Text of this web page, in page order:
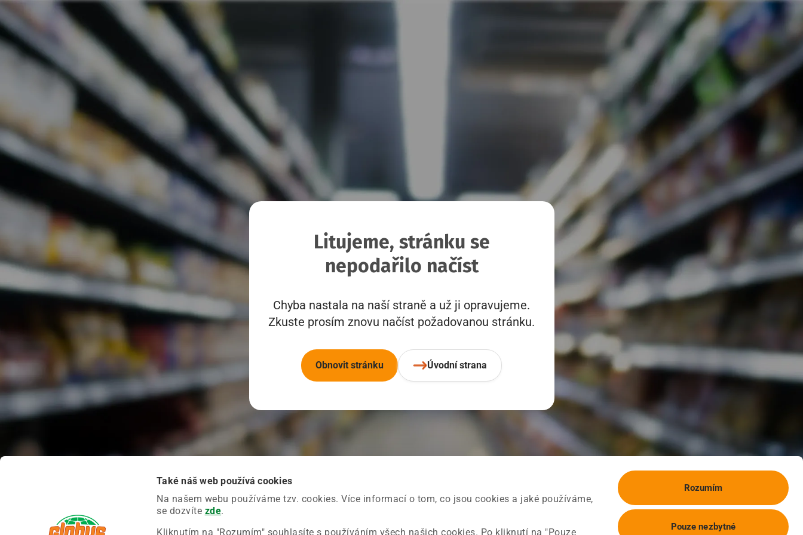
Také náš web používá cookies
Na našem webu používáme tzv. cookies. Více informací o tom, co jsou cookies a jaké používáme,
se dozvíte zde.
Kliknutím na "Rozumím" souhlasíte s používáním všech našich cookies. Po kliknutí na "Pouze
Rozumím
Pouze nezbytné
Litujeme, stránku se
nepodařilo načíst
Chyba nastala na naší straně a už ji opravujeme.
Zkuste prosím znovu načíst požadovanou stránku.
Obnovit stránku Úvodní strana